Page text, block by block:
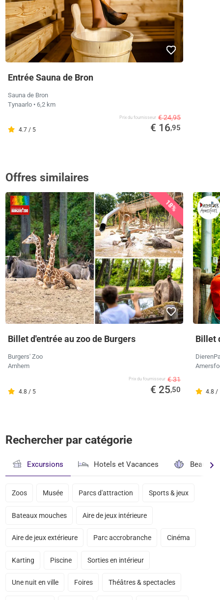
Entrée Sauna de Bron
Sauna de Bron
Tynaarlo • 6,2 km
4.7 / 5
Prix ​​du fournisseur € 24,95
€ 16,95
Offres similaires
18%
Billet d'entrée au zoo de Burgers
Burgers' Zoo
Arnhem
4.8 / 5
Prix ​​du fournisseur € 31
€ 25,50
Billet
4.8 /
Rechercher par catégorie
Excursions Hotels et Vacances Beauté
Zoos Musée Parcs d'attraction Sports & jeux
Bateaux mouches Aire de jeux intérieure
Aire de jeux extérieure Parc accrobranche Cinéma
Karting Piscine Sorties en intérieur
Une nuit en ville Foires Théâtres & spectacles